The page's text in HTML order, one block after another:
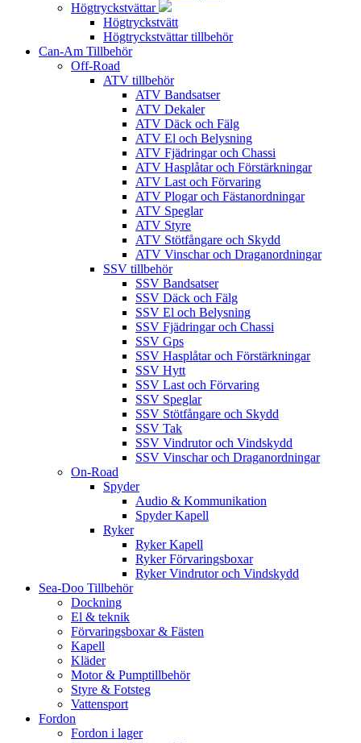
Högtryckstvättar
Högtryckstvätt
Högtryckstvättar tillbehör
Can-Am Tillbehör
Off-Road
ATV tillbehör
ATV Bandsatser
ATV Dekaler
ATV Däck och Fälg
ATV El och Belysning
ATV Fjädringar och Chassi
ATV Hasplåtar och Förstärkningar
ATV Last och Förvaring
ATV Plogar och Fästanordningar
ATV Speglar
ATV Styre
ATV Stötfångare och Skydd
ATV Vinschar och Draganordningar
SSV tillbehör
SSV Bandsatser
SSV Däck och Fälg
SSV El och Belysning
SSV Fjädringar och Chassi
SSV Gps
SSV Hasplåtar och Förstärkningar
SSV Hytt
SSV Last och Förvaring
SSV Speglar
SSV Stötfångare och Skydd
SSV Tak
SSV Vindrutor och Vindskydd
SSV Vinschar och Draganordningar
On-Road
Spyder
Audio & Kommunikation
Spyder Kapell
Ryker
Ryker Kapell
Ryker Förvaringsboxar
Ryker Vindrutor och Vindskydd
Sea-Doo Tillbehör
Dockning
El & teknik
Förvaringsboxar & Fästen
Kapell
Kläder
Motor & Pumptillbehör
Styre & Fotsteg
Vattensport
Fordon
Fordon i lager